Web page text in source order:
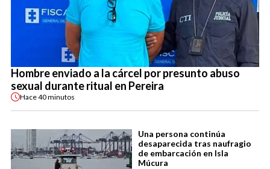
Hombre enviado a la cárcel por presunto abuso
sexual durante ritual en Pereira
Hace40 minutos
Una persona continúa
desaparecida tras naufragio
de embarcación en Isla
Múcura